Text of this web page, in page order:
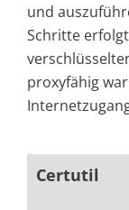
und
Schritte
proxyfähig
Certutil